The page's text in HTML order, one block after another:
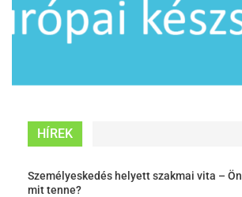
HÍREK
Személyeskedés helyett szakmai vita – Ön
mit tenne?